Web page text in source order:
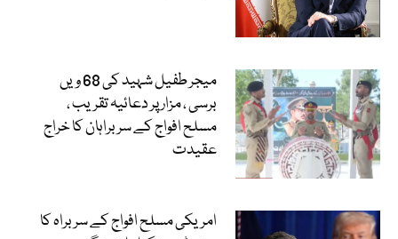
میجر طفیل شہید کی 68 ویں
برسی ، مزار پر دعائیہ تقریب ،
مسلح افواج کے سربراہان کا خراج
عقیدت
امریکی مسلح افواج کے سربراہ کا